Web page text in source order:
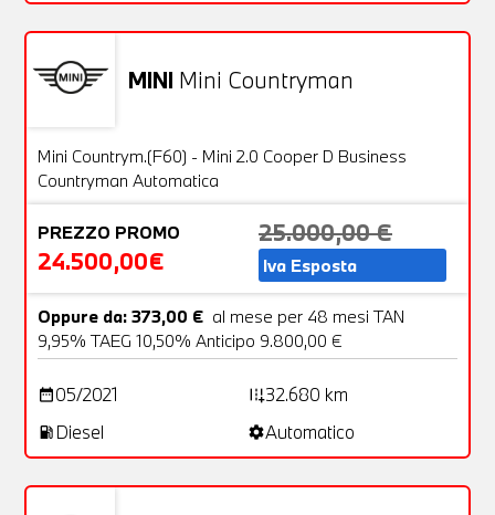
MINI Mini Countryman
OFFERTA
Mini Countrym.(F60) - Mini 2.0 Cooper D Business
Countryman Automatica
PREZZO PROMO
24.500,00€
25.000,00 €
Iva Esposta
Oppure da: 373,00 € al mese per 48 mesi TAN
9,95% TAEG 10,50% Anticipo 9.800,00 €
date_range05/2021 add_road32.680 km
local_gas_station Diesel settingsAutomatico